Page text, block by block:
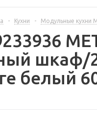
- Кухни - Модульные кухни
шкаф/
белый